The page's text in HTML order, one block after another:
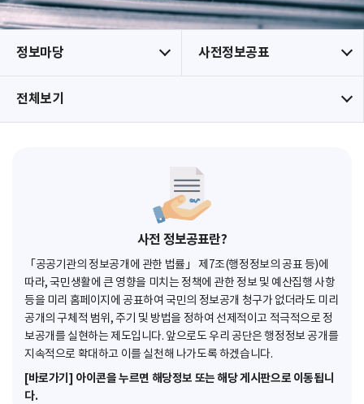
정보마당 사전정보공표
전체보기
사전 정보공표란?
「공공기관의 정보공개에 관한 법률」 제7조(행정정보의 공표 등)에
따라, 국민생활에 큰 영향을 미치는 정책에 관한 정보 및 예산집행 사항
등을 미리 홈페이지에 공표하여 국민의 정보공개 청구가 없더라도 미리
공개의 구체적 범위, 주기 및 방법을 정하여 선제적이고 적극적으로 정
보공개를 실현하는 제도입니다. 앞으로도 우리 공단은 행정정보 공개를
지속적으로 확대하고 이를 실천해 나가도록 하겠습니다.
[바로가기] 아이콘을 누르면 해당정보 또는 해당 게시판으로 이동됩니
다.